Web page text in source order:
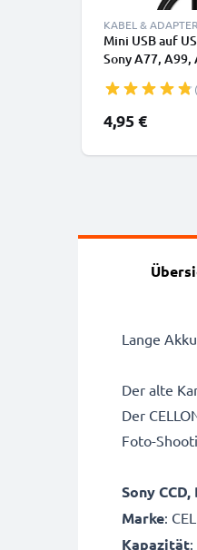
KABEL & ADAPTER
Mini USB auf
Sony A77, A99,
A580, A390 1A
14UMB2,
4,95 €
Lange
Der alte
Der
Foto-
Sony CCD,
Marke:
Kapazität